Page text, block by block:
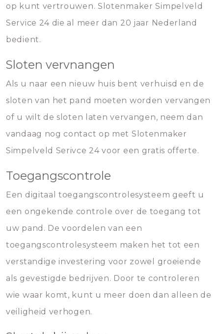
op kunt vertrouwen. Slotenmaker Simpelveld
Service 24 die al meer dan 20 jaar Nederland
bedient.
Sloten vervnangen
Als u naar een nieuw huis bent verhuisd en de
sloten van het pand moeten worden vervangen
of u wilt de sloten laten vervangen, neem dan
vandaag nog contact op met Slotenmaker
Simpelveld Serivce 24 voor een gratis offerte.
Toegangscontrole
Een digitaal toegangscontrolesysteem geeft u
een ongekende controle over de toegang tot
uw pand. De voordelen van een
toegangscontrolesysteem maken het tot een
verstandige investering voor zowel groeiende
als gevestigde bedrijven. Door te controleren
wie waar komt, kunt u meer doen dan alleen de
veiligheid verhogen.